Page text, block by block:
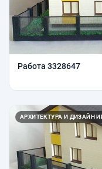
Работа 3328647
АРХИТЕКТУРА И ДИЗАЙН